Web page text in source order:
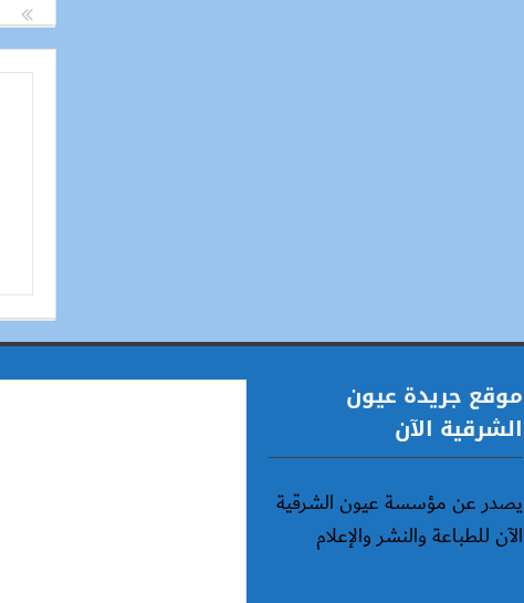
موقع جريدة عيون
الشرقية الآن
يصدر عن مؤسسة عيون الشرقية
الآن للطباعة والنشر والإعلام